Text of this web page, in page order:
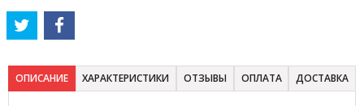
ОПИСАНИЕ ХАРАКТЕРИСТИКИ ОТЗЫВЫ ОПЛАТА ДОСТАВКА